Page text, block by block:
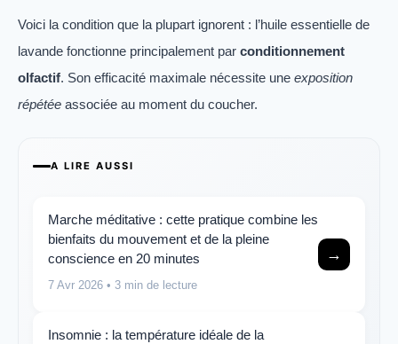
Voici la condition que la plupart ignorent : l’huile essentielle de
lavande fonctionne principalement par conditionnement
olfactif. Son efficacité maximale nécessite une exposition
répétée associée au moment du coucher.
A LIRE AUSSI
Marche méditative : cette pratique combine les
bienfaits du mouvement et de la pleine
conscience en 20 minutes
7 Avr 2026 • 3 min de lecture
→
Insomnie : la température idéale de la